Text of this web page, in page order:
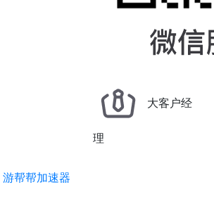
游帮帮加速器
大客户经
理